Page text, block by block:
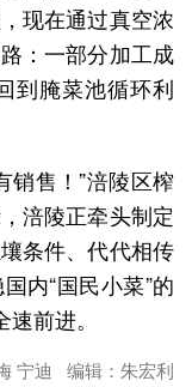
现在通过真空浓
：一部分加工成
到腌菜池循环利
销售！”涪陵区榨
涪陵正牵头制定
条件、代代相传
内“国民小菜”的
前进。
宁迪 编辑：朱宏利